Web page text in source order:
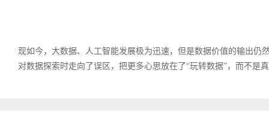
现如今，大数据、人工智能发展极为迅速，但是数据价值的输出仍
对数据探索时走向了误区，把更多心思放在了“玩转数据”，而不是